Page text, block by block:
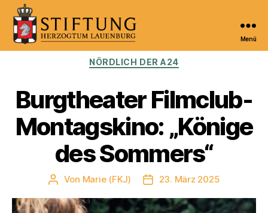
Kulturportal
Herzogtum
Lauenburg
Menü
Kategorien
NÖRDLICH DER A24
Burgtheater Filmclub-
Montagskino: „Könige
des Sommers“
Beitragsautor
Von Marie (FKJ) Veröffentlichungsdatum
23. März 2025